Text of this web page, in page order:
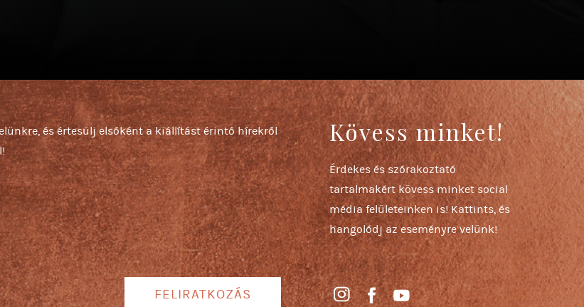
és értesülj elsőként a kiállítást érintő hírekről
Kövess minket!
Érdekes és szórakoztató
tartalmakért kövess minket social
média felületeinken is! Kattints, és
hangolódj az eseményre velünk!
FELIRATKOZÁS